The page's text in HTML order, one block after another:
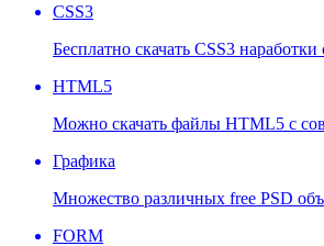
CSS3
Бесплатно скачать CSS3
HTML5
Можно скачать файлы HTML5 с
Графика
Множество различных free PSD
FORM